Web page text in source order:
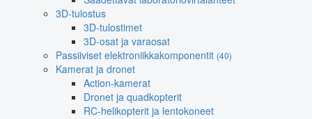
3D-tulostus
3D-tulostimet
3D-osat ja varaosat
Passiiviset elektroniikkakomponentit (40)
Kamerat ja dronet
Action-kamerat
Dronet ja quadkopterit
RC-helikopterit ja lentokoneet